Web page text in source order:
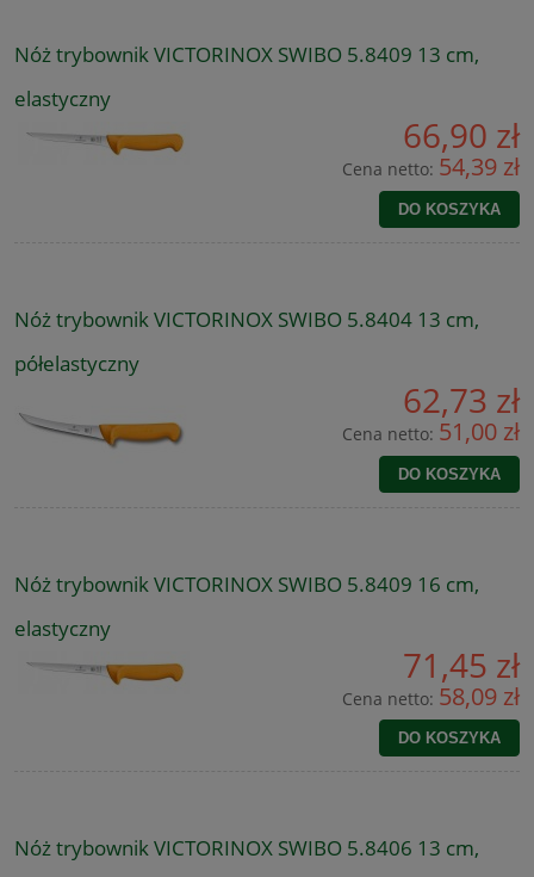
Nóż trybownik VICTORINOX SWIBO 5.8409 13 cm,
elastyczny
66,90 zł
Cena netto: 54,39 zł
DO KOSZYKA
Nóż trybownik VICTORINOX SWIBO 5.8404 13 cm,
półelastyczny
62,73 zł
Cena netto: 51,00 zł
DO KOSZYKA
Nóż trybownik VICTORINOX SWIBO 5.8409 16 cm,
elastyczny
71,45 zł
Cena netto: 58,09 zł
DO KOSZYKA
Nóż trybownik VICTORINOX SWIBO 5.8406 13 cm,